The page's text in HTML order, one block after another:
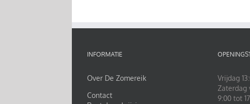
INFORMATIE
Over De Zomereik
Contact
Vrijdag
Zaterdag
9:00 tot